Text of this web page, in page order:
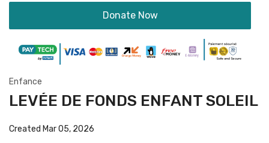
Donate Now
Enfance
LEVÉE DE FONDS ENFANT SOLEIL
Created Mar 05, 2026